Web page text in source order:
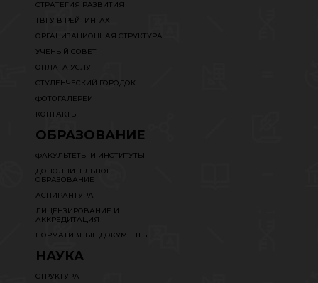
СТРАТЕГИЯ РАЗВИТИЯ
ТВГУ В РЕЙТИНГАХ
ОРГАНИЗАЦИОННАЯ СТРУКТУРА
УЧЕНЫЙ СОВЕТ
ОПЛАТА УСЛУГ
СТУДЕНЧЕСКИЙ ГОРОДОК
ФОТОГАЛЕРЕИ
КОНТАКТЫ
ОБРАЗОВАНИЕ
ФАКУЛЬТЕТЫ И ИНСТИТУТЫ
ДОПОЛНИТЕЛЬНОЕ
ОБРАЗОВАНИЕ
АСПИРАНТУРА
ЛИЦЕНЗИРОВАНИЕ И
АККРЕДИТАЦИЯ
НОРМАТИВНЫЕ ДОКУМЕНТЫ
НАУКА
СТРУКТУРА